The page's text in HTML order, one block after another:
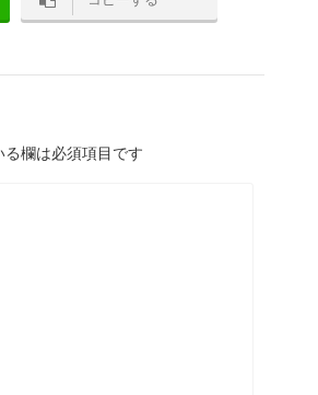
る欄は必須項目です